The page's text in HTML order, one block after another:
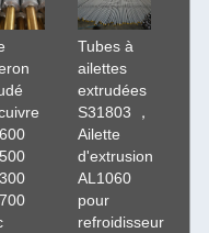
Tubes à
ailettes
extrudées
S31803 ，
Ailette
d'extrusion
AL1060
pour
refroidisseur